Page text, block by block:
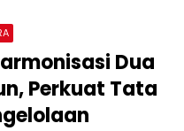
Dua
Perkuat Tata